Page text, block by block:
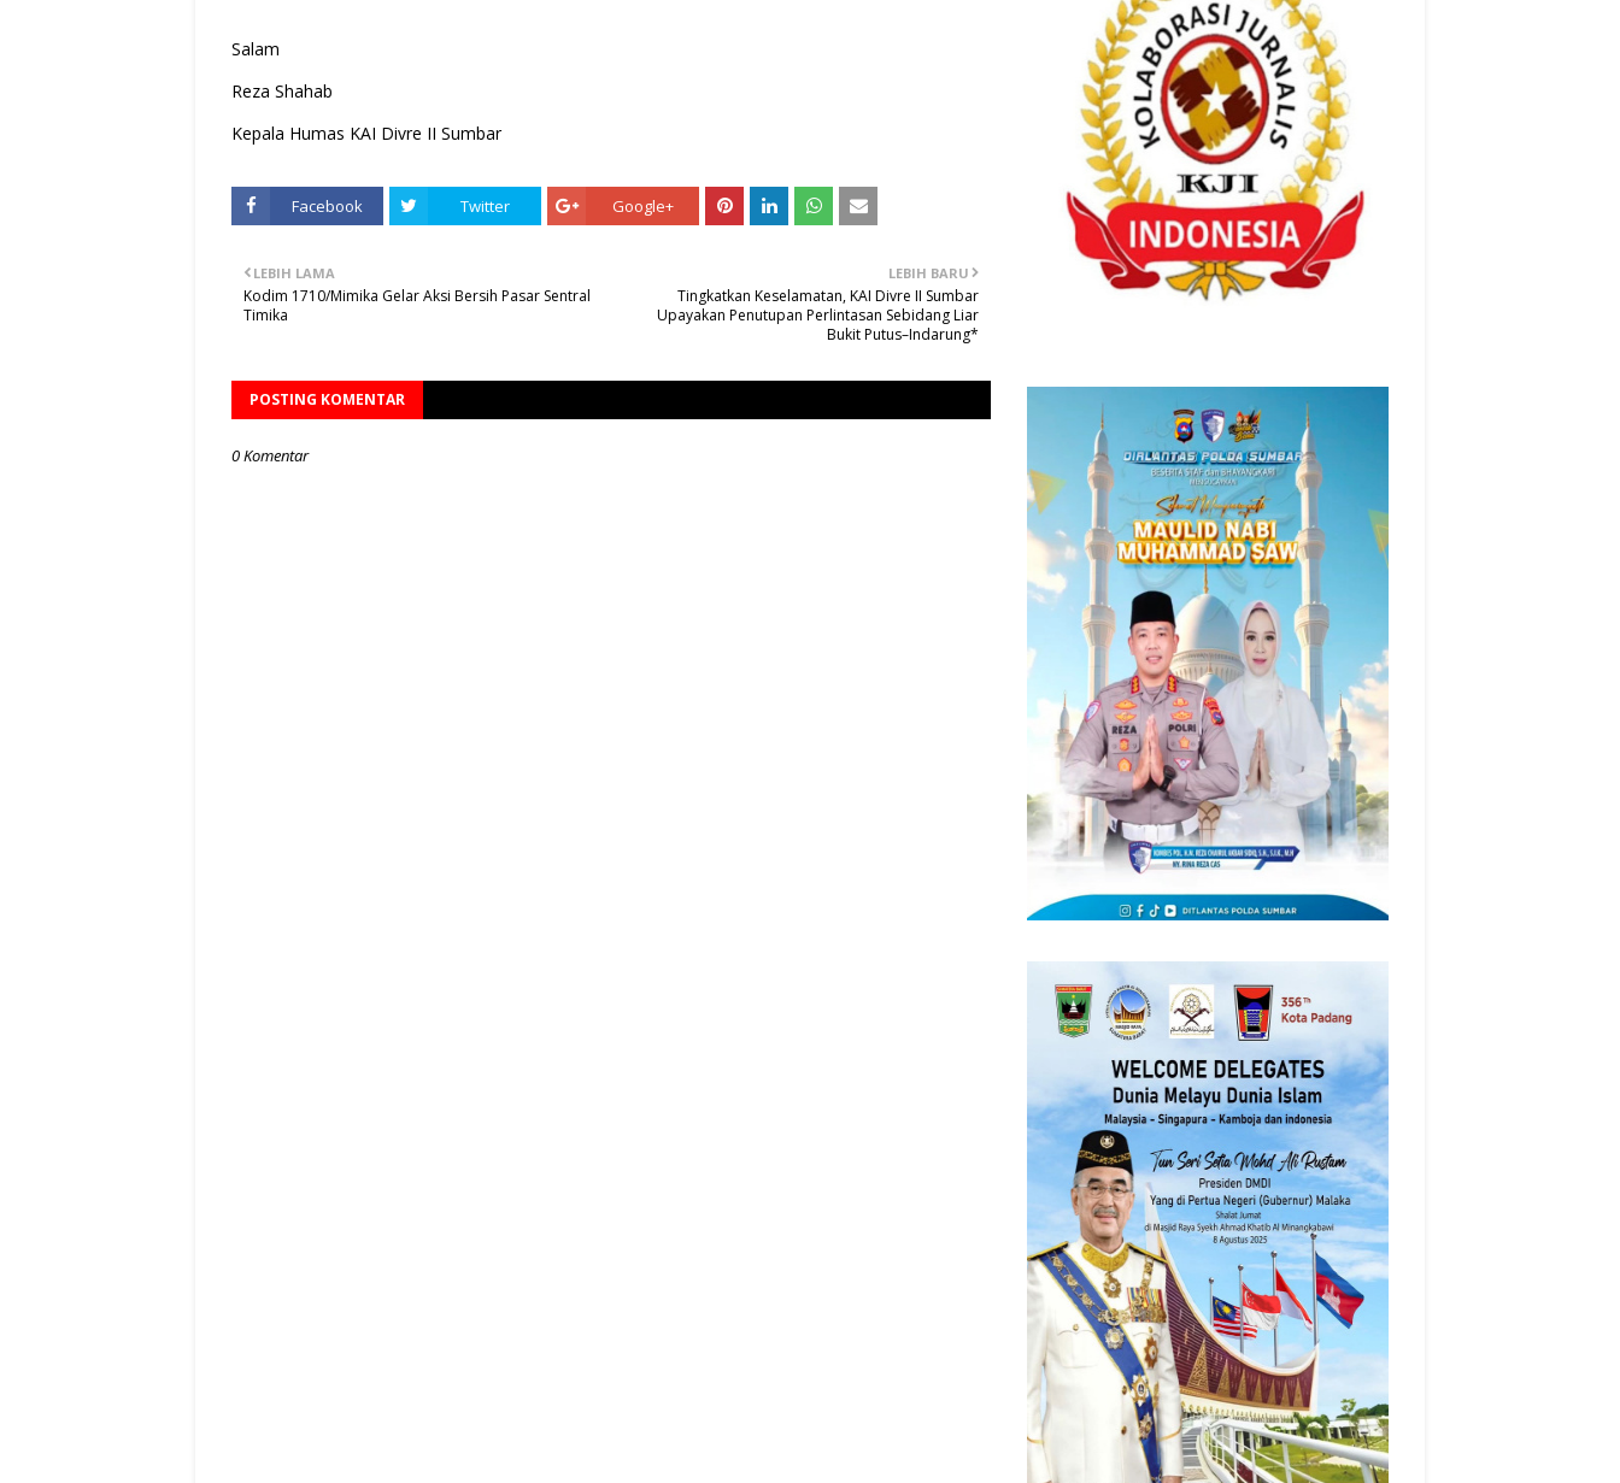
Salam
Reza Shahab
Kepala Humas KAI Divre II Sumbar
Facebook Twitter Google+
LEBIH BARU
Tingkatkan Keselamatan, KAI Divre II Sumbar
Upayakan Penutupan Perlintasan Sebidang Liar
Bukit Putus–Indarung*
LEBIH LAMA
Kodim 1710/Mimika Gelar Aksi Bersih Pasar Sentral
Timika
POSTING KOMENTAR
0 Komentar